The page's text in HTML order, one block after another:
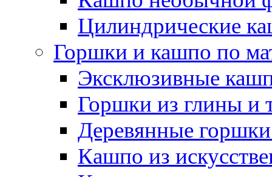
Цилиндрические
Горшки и кашпо по
Эксклюзивные
Горшки из глины и
Деревянные
Кашпо из